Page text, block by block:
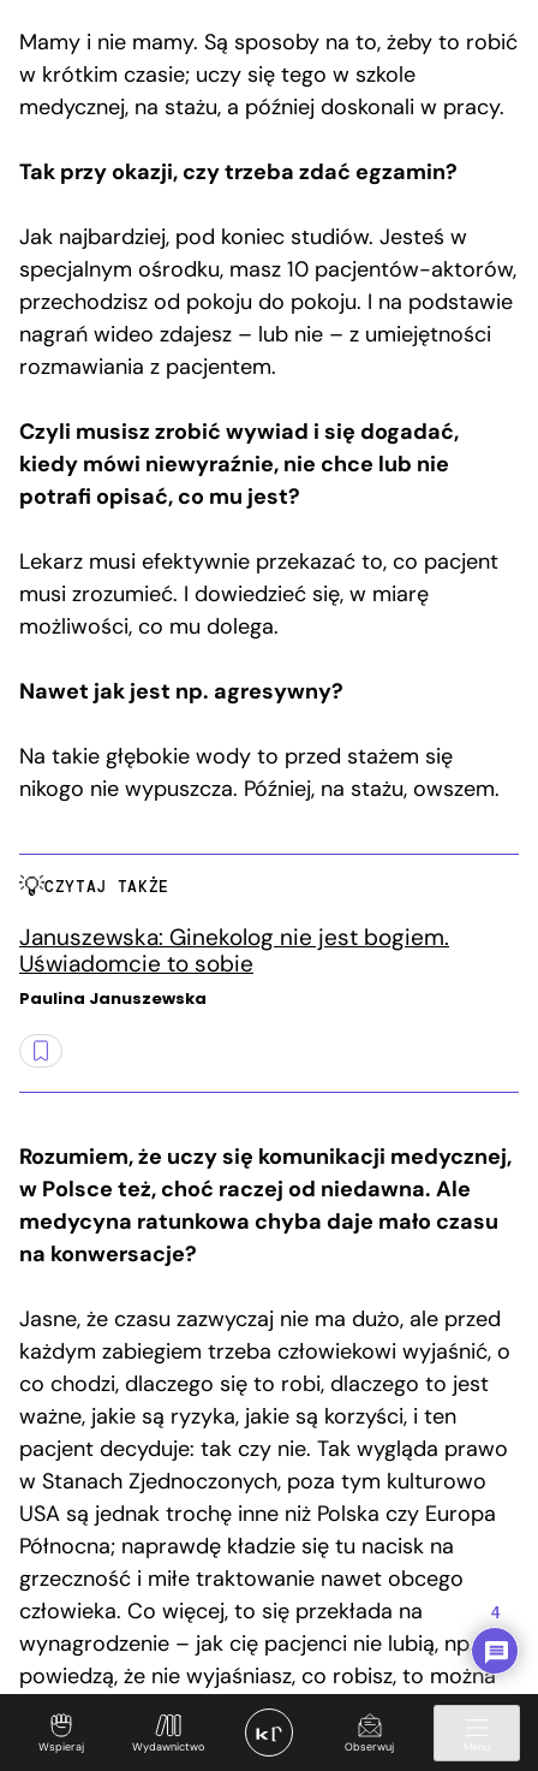
Wspieraj Wydawnictwo Obserwuj
Mamy i nie mamy. Są sposoby na to, żeby to robić
w krótkim czasie; uczy się tego w szkole
medycznej, na stażu, a później doskonali w pracy.
Tak przy okazji, czy trzeba zdać egzamin?
Jak najbardziej, pod koniec studiów. Jesteś w
specjalnym ośrodku, masz 10 pacjentów-aktorów,
przechodzisz od pokoju do pokoju. I na podstawie
nagrań wideo zdajesz – lub nie – z umiejętności
rozmawiania z pacjentem.
Czyli musisz zrobić wywiad i się dogadać,
kiedy mówi niewyraźnie, nie chce lub nie
potrafi opisać, co mu jest?
Lekarz musi efektywnie przekazać to, co pacjent
musi zrozumieć. I dowiedzieć się, w miarę
możliwości, co mu dolega.
Nawet jak jest np. agresywny?
Na takie głębokie wody to przed stażem się
nikogo nie wypuszcza. Później, na stażu, owszem.
CZYTAJ TAKŻE
Januszewska: Ginekolog nie jest bogiem.
Uświadomcie to sobie
Paulina Januszewska
Rozumiem, że uczy się komunikacji medycznej,
w Polsce też, choć raczej od niedawna. Ale
medycyna ratunkowa chyba daje mało czasu
na konwersacje?
Jasne, że czasu zazwyczaj nie ma dużo, ale przed
każdym zabiegiem trzeba człowiekowi wyjaśnić, o
co chodzi, dlaczego się to robi, dlaczego to jest
ważne, jakie są ryzyka, jakie są korzyści, i ten
pacjent decyduje: tak czy nie. Tak wygląda prawo
w Stanach Zjednoczonych, poza tym kulturowo
USA są jednak trochę inne niż Polska czy Europa
Północna; naprawdę kładzie się tu nacisk na
grzeczność i miłe traktowanie nawet obcego
człowieka. Co więcej, to się przekłada na
wynagrodzenie – jak cię pacjenci nie lubią, np.
powiedzą, że nie wyjaśniasz, co robisz, to można
obciąć ci premię.
4